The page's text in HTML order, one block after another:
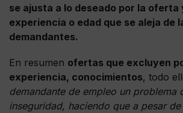
se ajusta a lo deseado por la oferta
experiencia o edad que se aleja de
demandantes.
En resumen ofertas que excluyen
experiencia, conocimientos, todo
demandante de empleo un problema
inseguridad, haciendo que a pesar